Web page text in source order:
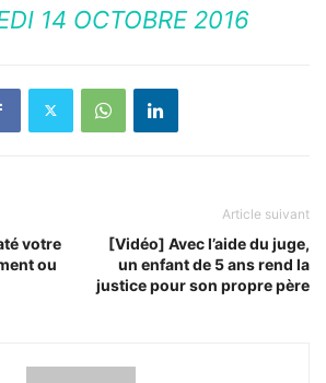
14 OCTOBRE 2016
votre
ou
Article suivant
[Vidéo] Avec l’aide du juge,
un enfant de 5 ans rend la
justice pour son propre père